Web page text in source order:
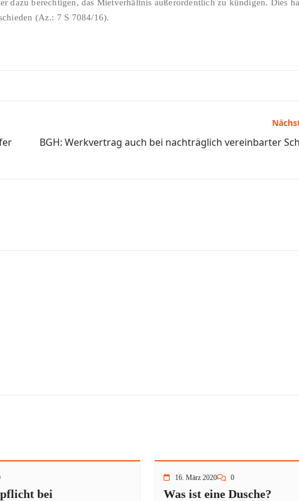
dazu berechtigen, das Mietverhältnis außerordentlich zu kündigen. Dies
(Az.: 7 S 7084/16).
BGH: Werkvertrag auch bei nachträglich vereinbarter
bei
16. März 2020 0
Was ist eine Dusche?